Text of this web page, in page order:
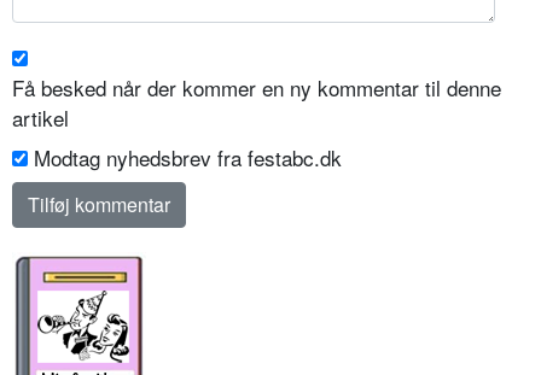
Få besked når der kommer en ny kommentar til denne
artikel
Modtag nyhedsbrev fra festabc.dk